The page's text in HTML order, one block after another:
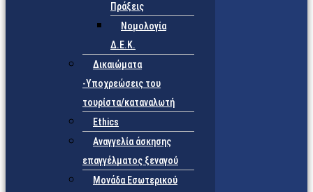
Πράξεις
Νομολογία
Δ.Ε.Κ.
Δικαιώματα
-Υποχρεώσεις του
τουρίστα/καταναλωτή
Ethics
Αναγγελία άσκησης
επαγγέλματος ξεναγού
Μονάδα Εσωτερικού